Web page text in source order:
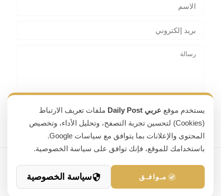
يستخدم موقع عربي Daily Post
ملفات تعريف الارتباط
(Cookies) لتحسين تجربة التصفح، وتحليل الأداء، وتخصيص
المحتوى والإعلانات بما يتوافق مع سياسات Google.
باستخدامك للموقع، فإنك توافق على سياسة الخصوصية.
مـوافـق سياسة الخصوصية
جميع الحقوق محفوظة © 2026 عربي Daily Post